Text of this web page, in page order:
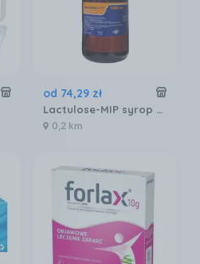
od 74,29 zł
Lactulose-MIP syrop 9,75g/15ml 1000ml
0,2 km